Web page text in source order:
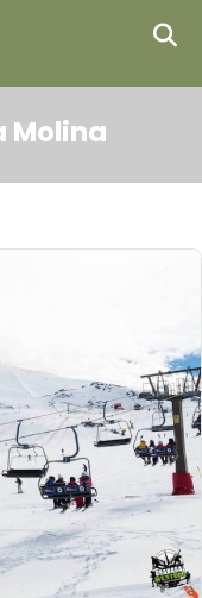
Molina